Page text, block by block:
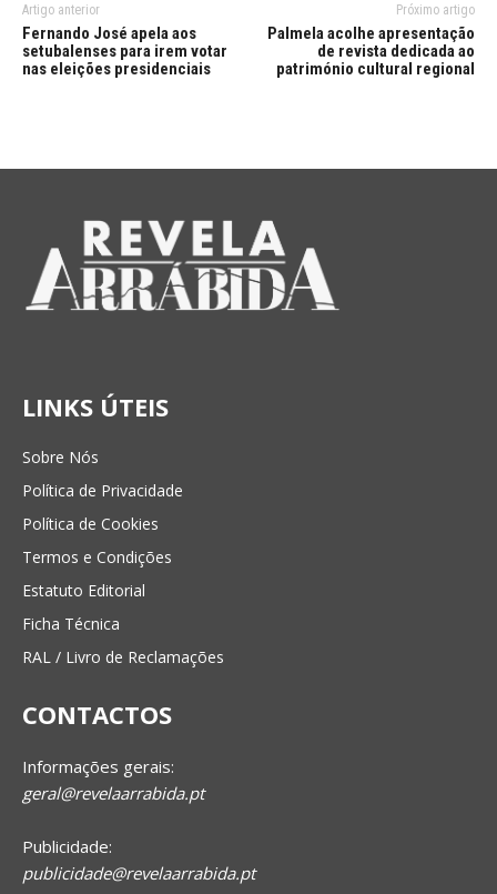
Artigo anterior
Fernando José apela aos
setubalenses para irem votar
nas eleições presidenciais
Próximo artigo
Palmela acolhe apresentação
de revista dedicada ao
património cultural regional
LINKS ÚTEIS
Sobre Nós
Política de Privacidade
Política de Cookies
Termos e Condições
Estatuto Editorial
Ficha Técnica
RAL / Livro de Reclamações
CONTACTOS
Informações gerais:
geral@revelaarrabida.pt
Publicidade:
publicidade@revelaarrabida.pt